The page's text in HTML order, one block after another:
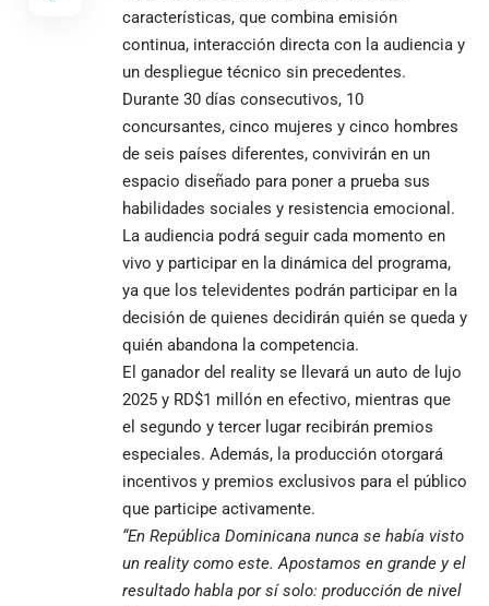
características, que combina emisión
continua, interacción directa con la audiencia y
un despliegue técnico sin precedentes.
Durante 30 días consecutivos, 10
concursantes, cinco mujeres y cinco hombres
de seis países diferentes, convivirán en un
espacio diseñado para poner a prueba sus
habilidades sociales y resistencia emocional.
La audiencia podrá seguir cada momento en
vivo y participar en la dinámica del programa,
ya que los televidentes podrán participar en la
decisión de quienes decidirán quién se queda y
quién abandona la competencia.
El ganador del reality se llevará un auto de lujo
2025 y RD$1 millón en efectivo, mientras que
el segundo y tercer lugar recibirán premios
especiales. Además, la producción otorgará
incentivos y premios exclusivos para el público
que participe activamente.
“En República Dominicana nunca se había visto
un reality como este. Apostamos en grande y el
resultado habla por sí solo: producción de nivel